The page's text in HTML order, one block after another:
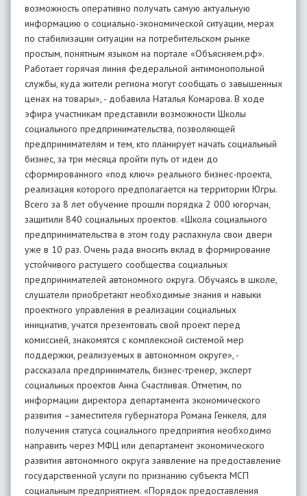
возможность оперативно получать самую актуальную
информацию о социально-экономической ситуации, мерах
по стабилизации ситуации на потребительском рынке
простым, понятным языком на портале «Объясняем.рф».
Работает горячая линия федеральной антимонопольной
службы, куда жители региона могут сообщать о завышенных
ценах на товары», - добавила Наталья Комарова. В ходе
эфира участникам представили возможности Школы
социального предпринимательства, позволяющей
предпринимателям и тем, кто планирует начать социальный
бизнес, за три месяца пройти путь от идеи до
сформированного «под ключ» реального бизнес-проекта,
реализация которого предполагается на территории Югры.
Всего за 8 лет обучение прошли порядка 2 000 югорчан,
защитили 840 социальных проектов. «Школа социального
предпринимательства в этом году распахнула свои двери
уже в 10 раз. Очень рада вносить вклад в формирование
устойчивого растущего сообщества социальных
предпринимателей автономного округа. Обучаясь в школе,
слушатели приобретают необходимые знания и навыки
проектного управления в реализации социальных
инициатив, учатся презентовать свой проект перед
комиссией, знакомятся с комплексной системой мер
поддержки, реализуемых в автономном округе», -
рассказала предприниматель, бизнес-тренер, эксперт
социальных проектов Анна Счастливая. Отметим, по
информации директора департамента экономического
развития –заместителя губернатора Романа Генкеля, для
получения статуса социального предприятия необходимо
направить через МФЦ или департамент экономического
развития автономного округа заявление на предоставление
государственной услуги по признанию субъекта МСП
социальным предприятием. «Порядок предоставления